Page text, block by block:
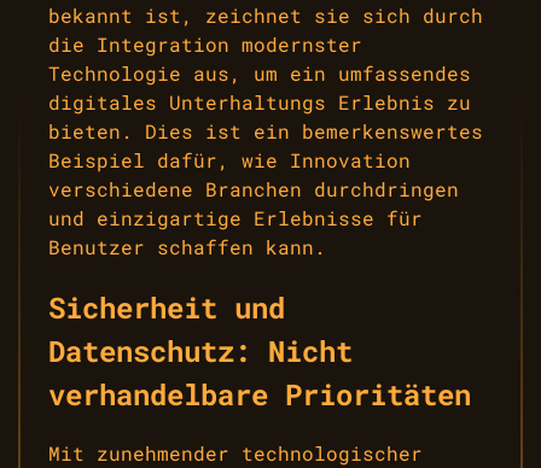
bekannt ist, zeichnet sie sich durch
die Integration modernster
Technologie aus, um ein umfassendes
digitales Unterhaltungs Erlebnis zu
bieten. Dies ist ein bemerkenswertes
Beispiel dafür, wie Innovation
verschiedene Branchen durchdringen
und einzigartige Erlebnisse für
Benutzer schaffen kann.
Sicherheit und
Datenschutz: Nicht
verhandelbare Prioritäten
Mit zunehmender technologischer